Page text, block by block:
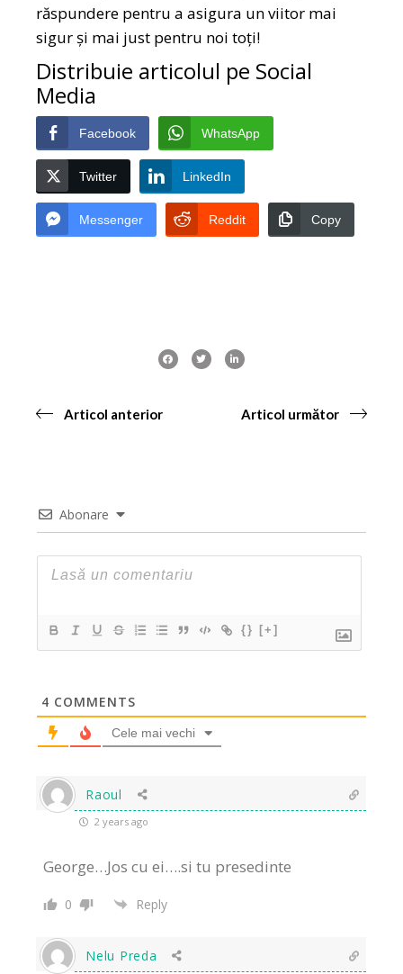
răspundere pentru a asigura un viitor mai
sigur și mai just pentru noi toți!
Distribuie articolul pe Social
Media
Facebook WhatsApp
Twitter LinkedIn
Messenger Reddit Copy
Articol anterior Articol următor
Abonare
{} [+]
4 COMMENTS
Cele mai vechi
Raoul
2 years ago
George…Jos cu ei….si tu presedinte
0 Reply
Nelu Preda